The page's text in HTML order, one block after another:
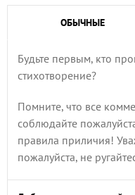
ОБЫЧНЫЕ
Будьте первым, кто
стихотворение?
Помните, что все
соблюдайте
правила приличия!
пожалуйста, не